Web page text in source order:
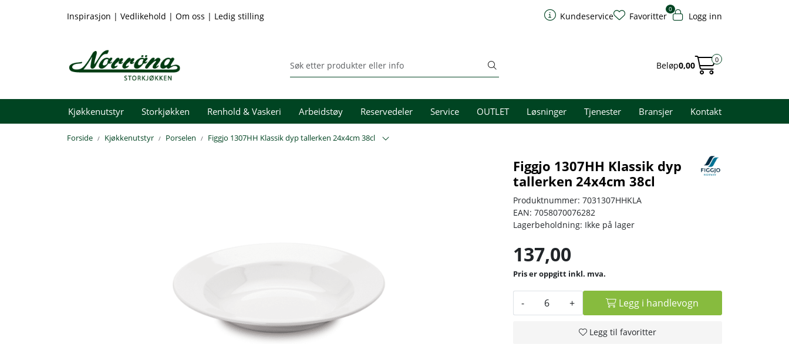
Inspirasjon | Vedlikehold | Om oss | Ledig stilling Kundeservice
0
Favoritter Logg inn
Beløp0,00
0
Kjøkkenutstyr Storkjøkken Renhold & Vaskeri Arbeidstøy Reservedeler Service OUTLET Løsninger Tjenester Bransjer Kontakt
Forside Kjøkkenutstyr Porselen Figgjo 1307HH Klassik dyp tallerken 24x4cm 38cl
Figgjo 1307HH Klassik dyp
tallerken 24x4cm 38cl
Produktnummer: 7031307HHKLA
EAN: 7058070076282
Lagerbeholdning: Ikke på lager
137,00
inkl. mva.
- + Legg i handlevogn
Legg til favoritter